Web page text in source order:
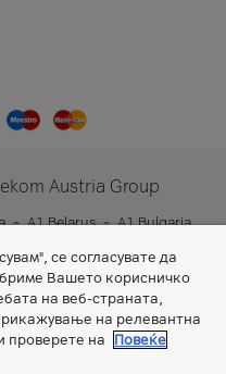
Austria Group
A1 Belarus
A1 Bulgaria
A1 Digital
се согласувате да
Вашето корисничко
на веб-страната,
на релевантна
проверете на
Повеќе